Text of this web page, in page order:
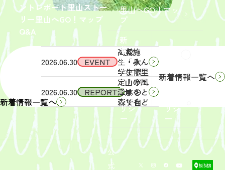
ントレポート里山ストー
リー里山へGO！マップ
Q&A
里山へGO！マッ
プ
新
着
情
報
サイ
トポ
リシ
ー
リシ
ー
公
式
新着情報一覧へ
2026.06.30 EVENT
京ポイ
ント対
象】中
学生・
高校
生・大
学生限
定！宇
津木の
森で自
然体
験！」
募集を
開始し
まし
2026.06.30 REPORT
2026年
6月13
（土）
実施
「みん
なで里
山の風
景をと
りもど
そ
う！」
活動レ
ポート
を掲載
しまし
新着情報一覧へ